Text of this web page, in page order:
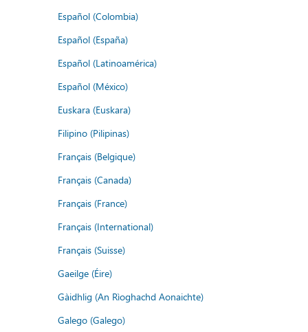
Español (Colombia)
Español (España)
Español (Latinoamérica)
Español (México)
Euskara (Euskara)
Filipino (Pilipinas)
Français (Belgique)
Français (Canada)
Français (France)
Français (International)
Français (Suisse)
Gaeilge (Éire)
Gàidhlig (An Rìoghachd Aonaichte)
Galego (Galego)